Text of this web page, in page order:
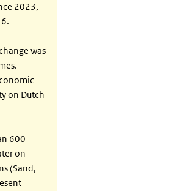
2023,
was
on Dutch
600
on
(Sand,